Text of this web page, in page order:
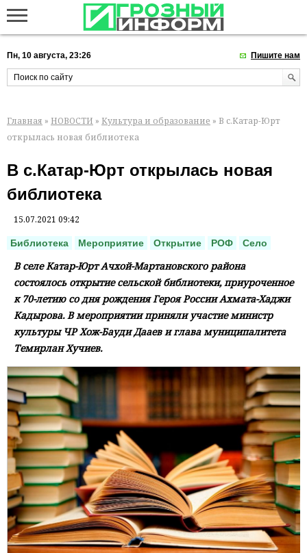
Пн, 10 августа, 23:26 Пишите нам
Главная » НОВОСТИ » Культура и образование » В с.Катар-Юрт
открылась новая библиотека
В с.Катар-Юрт открылась новая
библиотека
15.07.2021 09:42
Библиотека Мероприятие Открытие РОФ Село
В селе Катар-Юрт Ачхой-Мартановского района
состоялось открытие сельской библиотеки, приуроченное
к 70-летию со дня рождения Героя России Ахмата-Хаджи
Кадырова. В мероприятии приняли участие министр
культуры ЧР Хож-Бауди Дааев и глава муниципалитета
Темирлан Хучиев.